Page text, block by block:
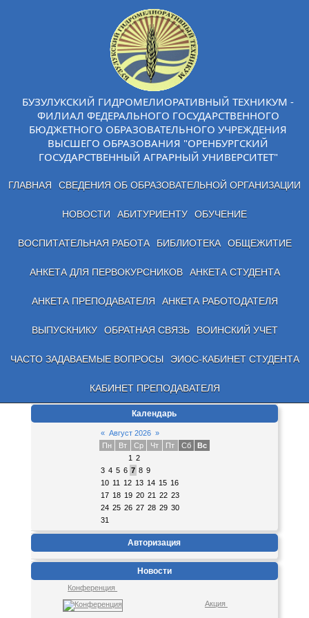
БУЗУЛУКСКИЙ ГИДРОМЕЛИОРАТИВНЫЙ ТЕХНИКУМ -
ФИЛИАЛ ФЕДЕРАЛЬНОГО ГОСУДАРСТВЕННОГО
БЮДЖЕТНОГО ОБРАЗОВАТЕЛЬНОГО УЧРЕЖДЕНИЯ
ВЫСШЕГО ОБРАЗОВАНИЯ "ОРЕНБУРГСКИЙ
ГОСУДАРСТВЕННЫЙ АГРАРНЫЙ УНИВЕРСИТЕТ"
ГЛАВНАЯ СВЕДЕНИЯ ОБ ОБРАЗОВАТЕЛЬНОЙ ОРГАНИЗАЦИИ
НОВОСТИ АБИТУРИЕНТУ ОБУЧЕНИЕ
ВОСПИТАТЕЛЬНАЯ РАБОТА БИБЛИОТЕКА ОБЩЕЖИТИЕ
АНКЕТА ДЛЯ ПЕРВОКУРСНИКОВ АНКЕТА СТУДЕНТА
АНКЕТА ПРЕПОДАВАТЕЛЯ АНКЕТА РАБОТОДАТЕЛЯ
ВЫПУСКНИКУ ОБРАТНАЯ СВЯЗЬ ВОИНСКИЙ УЧЕТ
ЧАСТО ЗАДАВАЕМЫЕ ВОПРОСЫ ЭИОС-КАБИНЕТ СТУДЕНТА
КАБИНЕТ ПРЕПОДАВАТЕЛЯ
Календарь
« Август 2026 »
Пн
Вт Ср Чт Пт Сб
Вс
1 2
3 4 5 6 7 8 9
10 11 12 13 14 15 16
17 18 19 20 21 22 23
24 25 26 27 28 29 30
31
Авторизация
Новости
Конференция
Акция